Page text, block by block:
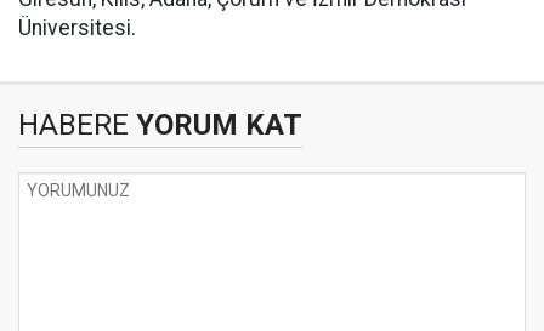
Üniversitesi.
HABERE YORUM KAT